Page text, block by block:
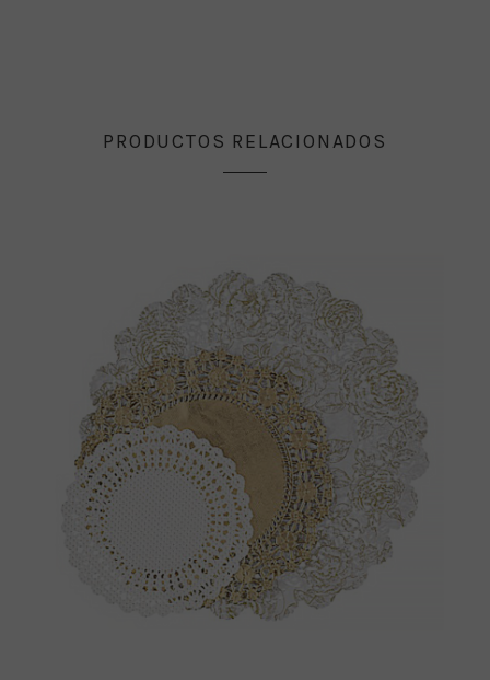
PRODUCTOS RELACIONADOS